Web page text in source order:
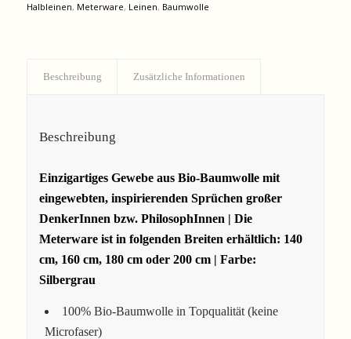
Halbleinen, Meterware, Leinen, Baumwolle
Beschreibung Zusätzliche Informationen
Beschreibung
Einzigartiges Gewebe aus Bio-Baumwolle mit
eingewebten, inspirierenden Sprüchen großer
DenkerInnen bzw. PhilosophInnen | Die
Meterware ist in folgenden Breiten erhältlich: 140
cm, 160 cm, 180 cm oder 200 cm | Farbe:
Silbergrau
100% Bio-Baumwolle in Topqualität (keine
Microfaser)